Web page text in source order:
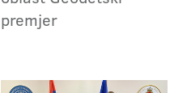
premjer